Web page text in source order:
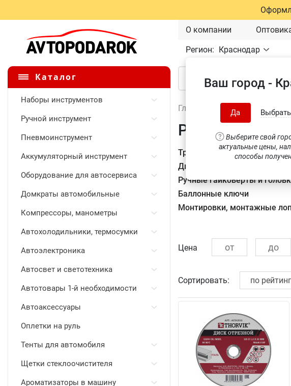
О компании
Регион: Краснодар
Ваш город -
Да
Выберите свой
актуальные цены,
способы
Каталог
Наборы инструментов
Ручной инструмент
Пневмоинструмент
Аккумуляторный инструмент
Оборудование для автосервиса
Домкраты автомобильные
Компрессоры, манометры
Автохолодильники, термосумки
Автоэлектроника
Автосвет и светотехника
Автотовары 1-й необходимости
Автоаксессуары
Оплетки на руль
Тенты для автомобиля
Щетки стеклоочистителя
Ароматизаторы в машину
Главная Ручной
Ручной
Трещоточные рукоятки
Динамометрические ключи
Ручные гайковерты и
Баллонные ключи
Монтировки, монтажные
Цена
Сортировать: